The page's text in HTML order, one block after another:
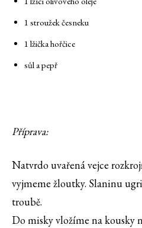
1 stroužek česneku
1 lžička hořčice
sůl a pepř
Příprava:
Natvrdo uvařená vejce
vyjmeme žloutky. Slaninu
troubě.
Do misky vložíme na kousky